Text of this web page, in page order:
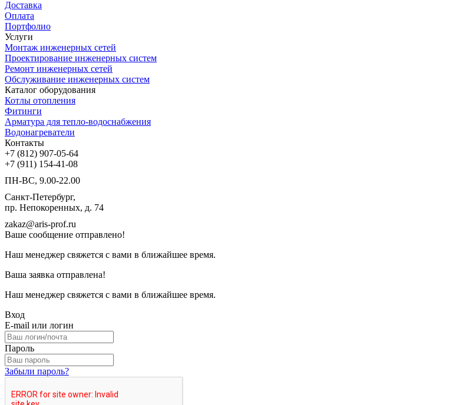
Доставка
Оплата
Портфолио
Услуги
Монтаж инженерных сетей
Проектирование инженерных систем
Ремонт инженерных сетей
Обслуживание инженерных систем
Каталог оборудования
Котлы отопления
Фитинги
Арматура для тепло-водоснабжения
Водонагреватели
Контакты
+7 (812) 907-05-64
+7 (911) 154-41-08
ПН-ВС, 9.00-22.00
Санкт-Петербург,
пр. Непокоренных, д. 74
zakaz@aris-prof.ru
Ваше сообщение отправлено!
Наш менеджер свяжется с вами в ближайшее время.
Ваша заявка отправлена!
Наш менеджер свяжется с вами в ближайшее время.
Вход
E-mail или логин
Пароль
Забыли пароль?